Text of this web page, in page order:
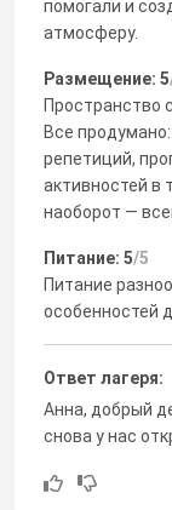
помогали и
атмосферу.
Размещение: 5
Пространство
Все
репетиций,
активностей в
наоборот —
Питание: 5/5
Питание
особенностей
Ответ лагеря:
Анна, добрый
снова у нас